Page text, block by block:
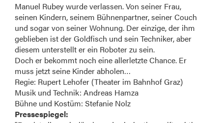
Manuel Rubey wurde verlassen. Von seiner Frau,
seinen Kindern, seinem Bühnenpartner, seiner Couch
und sogar von seiner Wohnung. Der einzige, der ihm
geblieben ist der Goldfisch und sein Techniker, aber
diesem unterstellt er ein Roboter zu sein.
Doch er bekommt noch eine allerletzte Chance. Er
muss jetzt seine Kinder abholen…
Regie: Rupert Lehofer (Theater im Bahnhof Graz)
Musik und Technik: Andreas Hamza
Bühne und Kostüm: Stefanie Nolz
Pressespiegel: